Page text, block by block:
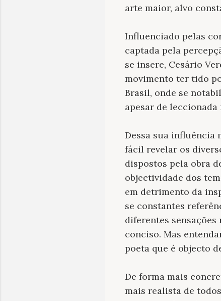
arte maior, alvo
Influenciado pelas
captada pela
se insere, Cesário
movimento ter tido
Brasil, onde se
apesar de
Dessa sua influência
fácil revelar os
dispostos pela obra
objectividade dos
em detrimento da
se constantes
diferentes sensações
conciso. Mas
poeta que é objecto
De forma mais
mais realista de